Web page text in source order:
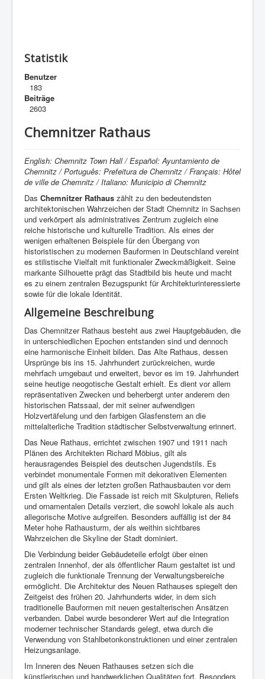
Statistik
Benutzer
183
Beiträge
2603
Chemnitzer Rathaus
English: Chemnitz Town Hall / Español: Ayuntamiento de
Chemnitz / Português: Prefeitura de Chemnitz / Français: Hôtel
de ville de Chemnitz / Italiano: Municipio di Chemnitz
Das Chemnitzer Rathaus zählt zu den bedeutendsten
architektonischen Wahrzeichen der Stadt Chemnitz in Sachsen
und verkörpert als administratives Zentrum zugleich eine
reiche historische und kulturelle Tradition. Als eines der
wenigen erhaltenen Beispiele für den Übergang von
historistischen zu modernen Bauformen in Deutschland vereint
es stilistische Vielfalt mit funktionaler Zweckmäßigkeit. Seine
markante Silhouette prägt das Stadtbild bis heute und macht
es zu einem zentralen Bezugspunkt für Architekturinteressierte
sowie für die lokale Identität.
Allgemeine Beschreibung
Das Chemnitzer Rathaus besteht aus zwei Hauptgebäuden, die
in unterschiedlichen Epochen entstanden sind und dennoch
eine harmonische Einheit bilden. Das Alte Rathaus, dessen
Ursprünge bis ins 15. Jahrhundert zurückreichen, wurde
mehrfach umgebaut und erweitert, bevor es im 19. Jahrhundert
seine heutige neogotische Gestalt erhielt. Es dient vor allem
repräsentativen Zwecken und beherbergt unter anderem den
historischen Ratssaal, der mit seiner aufwendigen
Holzvertäfelung und den farbigen Glasfenstern an die
mittelalterliche Tradition städtischer Selbstverwaltung erinnert.
Das Neue Rathaus, errichtet zwischen 1907 und 1911 nach
Plänen des Architekten Richard Möbius, gilt als
herausragendes Beispiel des deutschen Jugendstils. Es
verbindet monumentale Formen mit dekorativen Elementen
und gilt als eines der letzten großen Rathausbauten vor dem
Ersten Weltkrieg. Die Fassade ist reich mit Skulpturen, Reliefs
und ornamentalen Details verziert, die sowohl lokale als auch
allegorische Motive aufgreifen. Besonders auffällig ist der 84
Meter hohe Rathausturm, der als weithin sichtbares
Wahrzeichen die Skyline der Stadt dominiert.
Die Verbindung beider Gebäudeteile erfolgt über einen
zentralen Innenhof, der als öffentlicher Raum gestaltet ist und
zugleich die funktionale Trennung der Verwaltungsbereiche
ermöglicht. Die Architektur des Neuen Rathauses spiegelt den
Zeitgeist des frühen 20. Jahrhunderts wider, in dem sich
traditionelle Bauformen mit neuen gestalterischen Ansätzen
verbanden. Dabei wurde besonderer Wert auf die Integration
moderner technischer Standards gelegt, etwa durch die
Verwendung von Stahlbetonkonstruktionen und einer zentralen
Heizungsanlage.
Im Inneren des Neuen Rathauses setzen sich die
künstlerischen und handwerklichen Qualitäten fort. Besonders